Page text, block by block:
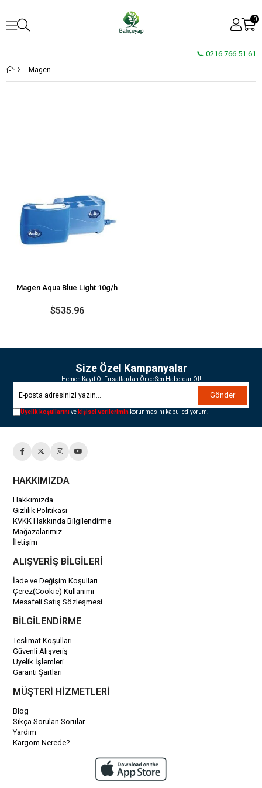
0
📞 0216 766 51 61
Magen
Magen Aqua Blue Light 10g/h
$535.96
Size Özel Kampanyalar
Hemen Kayıt Ol Fırsatlardan Önce Sen Haberdar Ol!
Gönder
Üyelik koşullarınıve kişisel verilerimin korunmasını kabul ediyorum.
HAKKIMIZDA
Hakkımızda
Gizlilik Politikası
KVKK Hakkında Bilgilendirme
Mağazalarımız
İletişim
ALIŞVERİŞ BİLGİLERİ
İade ve Değişim Koşulları
Çerez(Cookie) Kullanımı
Mesafeli Satış Sözleşmesi
BİLGİLENDİRME
Teslimat Koşulları
Güvenli Alışveriş
Üyelik İşlemleri
Garanti Şartları
MÜŞTERİ HİZMETLERİ
Blog
Sıkça Sorulan Sorular
Yardım
Kargom Nerede?